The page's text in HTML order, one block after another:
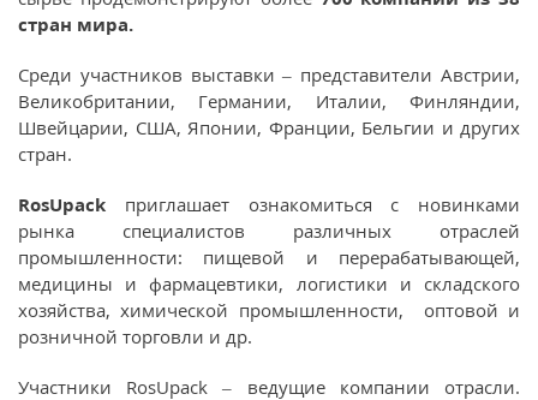
стран мира.
Среди участников выставки – представители Австрии,
Великобритании, Германии, Италии, Финляндии,
Швейцарии, США, Японии, Франции, Бельгии и других
стран.
RosUpack приглашает ознакомиться с новинками
рынка специалистов различных отраслей
промышленности: пищевой и перерабатывающей,
медицины и фармацевтики, логистики и складского
хозяйства, химической промышленности, оптовой и
розничной торговли и др.
Участники RosUpack – ведущие компании отрасли.